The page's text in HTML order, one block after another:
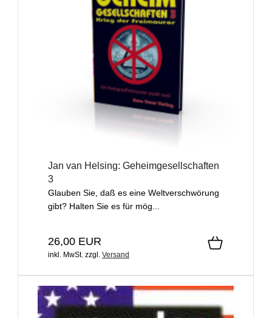
Jan van Helsing: Geheimgesellschaften
3
Glauben Sie, daß es eine Weltverschwörung
gibt? Halten Sie es für mög...
26,00 EUR
inkl. MwSt. zzgl. Versand